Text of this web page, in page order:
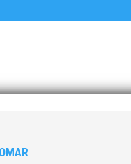
till semi